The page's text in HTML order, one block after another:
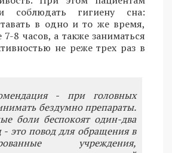
соблюдать гигиену сна:
в одно и то же время,
7-8 часов, а также заниматься
не реже трех раз в
- при головных
бездумно препараты.
боли беспокоят один-два
- это повод для обращения в
учреждения,